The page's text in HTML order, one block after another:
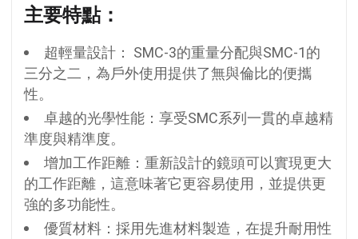
主要特點：
超輕量設計： SMC-3的重量分配與SMC-1的
三分之二，為戶外使用提供了無與倫比的便攜
性。
卓越的光學性能： 享受SMC系列一貫的卓越精
準度與精準度。
增加工作距離： 重新設計的鏡頭可以實現更大
的工作距離，這意味著它更容易使用，並提供更
強的多功能性。
優質材料： 採用先進材料製造，在提升耐用性